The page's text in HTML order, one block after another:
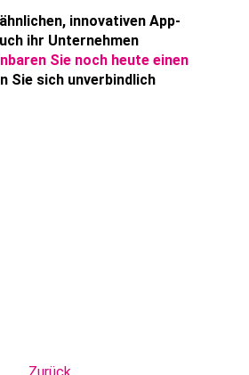
innovativen App-
ihr Unternehmen
Sie noch heute einen
Sie sich unverbindlich